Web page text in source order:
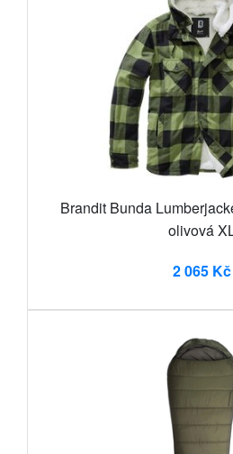
Brandit Bunda
olivová
2 065 Kč